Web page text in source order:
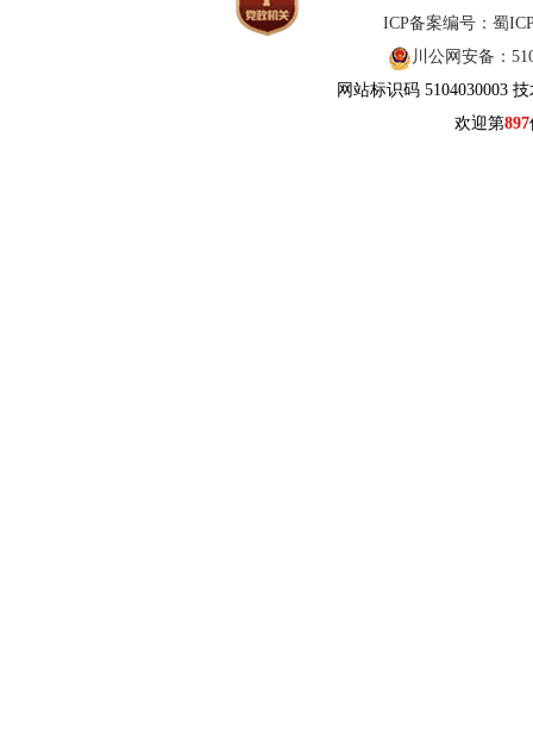
ICP备案编号：蜀
川公网安备：
网站标识码 5104030003
欢迎第897